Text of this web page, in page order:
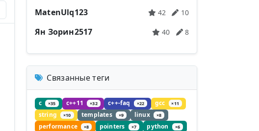
MatenUlq123 42 10
Ян Зорин2517 40 8
Связанные теги
c ×35 c++11 ×32 c++-faq ×22 gcc ×11
string ×10 templates ×9 linux ×8
performance ×8 pointers ×7 python ×6